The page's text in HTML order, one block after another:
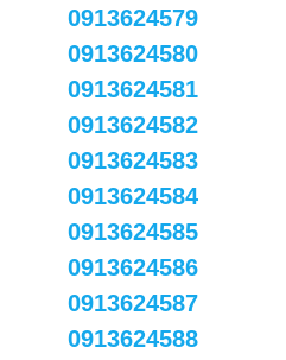
0913624579
0913624580
0913624581
0913624582
0913624583
0913624584
0913624585
0913624586
0913624587
0913624588